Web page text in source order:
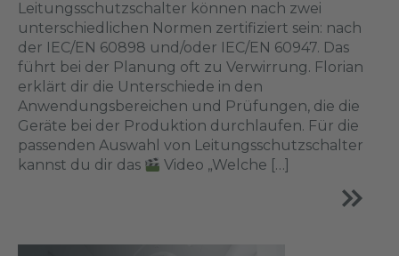
Leitungsschutzschalter können nach zwei
unterschiedlichen Normen zertifiziert sein: nach
der IEC/EN 60898 und/oder IEC/EN 60947. Das
führt bei der Planung oft zu Verwirrung. Florian
erklärt dir die Unterschiede in den
Anwendungsbereichen und Prüfungen, die die
Geräte bei der Produktion durchlaufen. Für die
passenden Auswahl von Leitungsschutzschalter
kannst du dir das
Video „Welche […]